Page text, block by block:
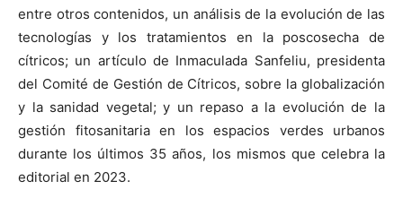
entre otros contenidos, un análisis de la evolución de las
tecnologías y los tratamientos en la poscosecha de
cítricos; un artículo de Inmaculada Sanfeliu, presidenta
del Comité de Gestión de Cítricos, sobre la globalización
y la sanidad vegetal; y un repaso a la evolución de la
gestión fitosanitaria en los espacios verdes urbanos
durante los últimos 35 años, los mismos que celebra la
editorial en 2023.